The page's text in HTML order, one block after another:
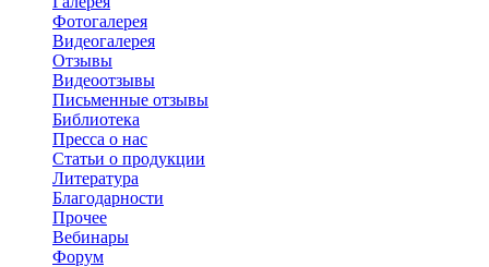
Фотогалерея
Видеогалерея
Отзывы
Видеоотзывы
Письменные отзывы
Библиотека
Пресса о нас
Статьи о продукции
Литература
Благодарности
Прочее
Вебинары
Форум